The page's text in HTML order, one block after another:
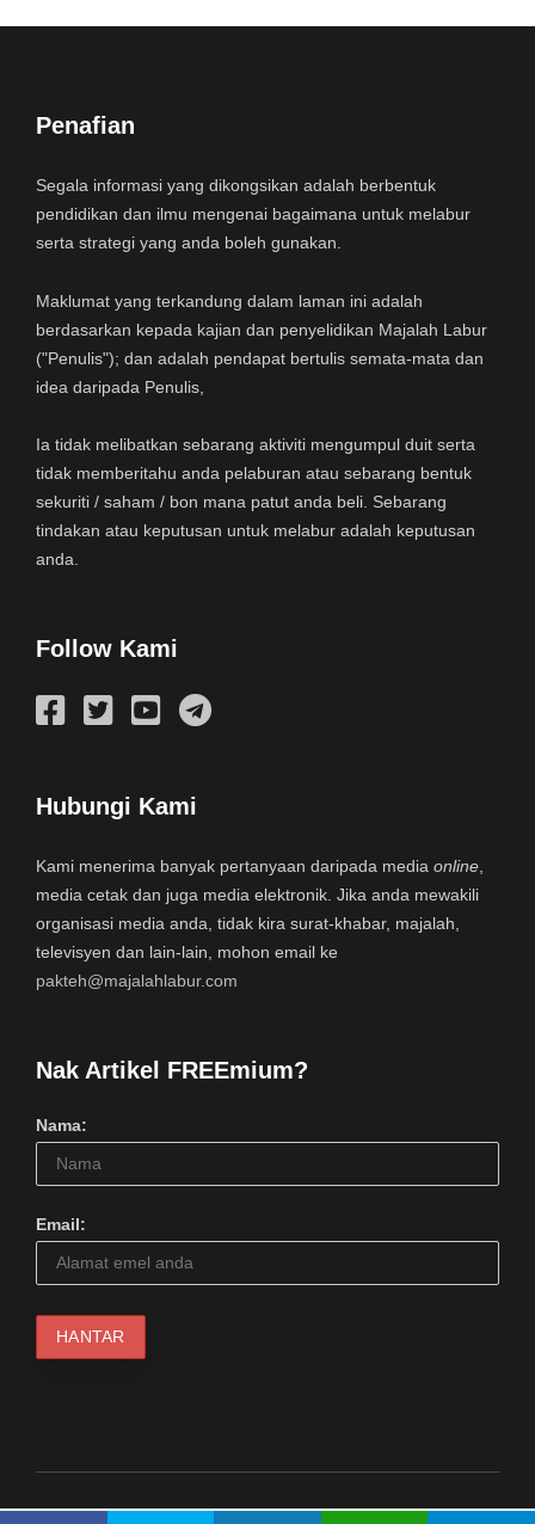
Penafian
Segala informasi yang dikongsikan adalah berbentuk
pendidikan dan ilmu mengenai bagaimana untuk melabur
serta strategi yang anda boleh gunakan.
Maklumat yang terkandung dalam laman ini adalah
berdasarkan kepada kajian dan penyelidikan Majalah Labur
("Penulis"); dan adalah pendapat bertulis semata-mata dan
idea daripada Penulis,
Ia tidak melibatkan sebarang aktiviti mengumpul duit serta
tidak memberitahu anda pelaburan atau sebarang bentuk
sekuriti / saham / bon mana patut anda beli. Sebarang
tindakan atau keputusan untuk melabur adalah keputusan
anda.
Follow Kami
Hubungi Kami
Kami menerima banyak pertanyaan daripada media online
media cetak dan juga media elektronik. Jika anda mewakili
organisasi media anda, tidak kira surat-khabar, majalah,
televisyen dan lain-lain, mohon email ke
pakteh@majalahlabur.com
Nak Artikel FREEmium?
Nama:
Email: